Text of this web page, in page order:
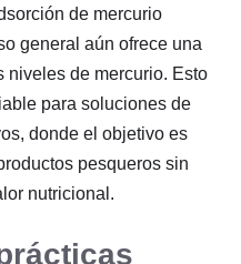
de mercurio
general aún ofrece una
niveles de mercurio. Esto
para soluciones de
donde el objetivo es
pesqueros sin
nutricional.